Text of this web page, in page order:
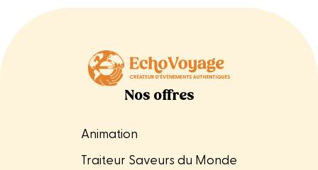
Nos offres
Animation
Traiteur Saveurs du Monde